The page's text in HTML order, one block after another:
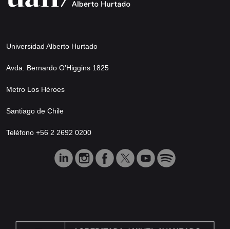
Universidad Alberto Hurtado
Avda. Bernardo O’Higgins 1825
Metro Los Héroes
Santiago de Chile
Teléfono +56 2 2692 0200